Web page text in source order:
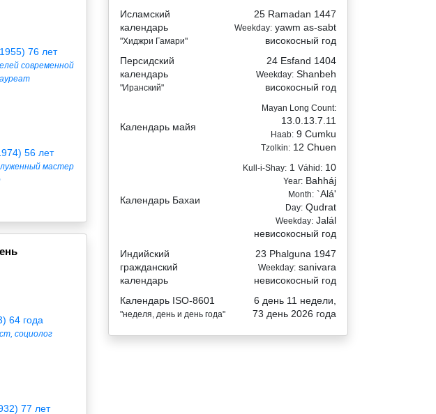
76 лет
современной
56 лет
мастер
64 года
социолог
77 лет
Исламский
календарь
"Хиджри Гамари"
25 Ramadan 1447
Weekday: yawm as-sabt
високосный год
Персидский
календарь
"Иранский"
24 Esfand 1404
Weekday: Shanbeh
високосный год
Календарь майя
Mayan Long Count:
13.0.13.7.11
Haab: 9 Cumku
Tzolkin: 12 Chuen
Календарь Бахаи
Kull-i-Shay: 1 Váhid: 10
Year: Bahháj
Month: `Alá'
Day: Qudrat
Weekday: Jalál
невисокосный год
Индийский
гражданский
календарь
23 Phalguna 1947
Weekday: sanivara
невисокосный год
Календарь ISO-8601
"неделя, день и день года"
6 день 11 недели,
73 день 2026 года